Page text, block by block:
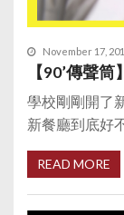
November 17,
【90’傳聲
學校剛剛開了
新餐廳到底好
READ MORE